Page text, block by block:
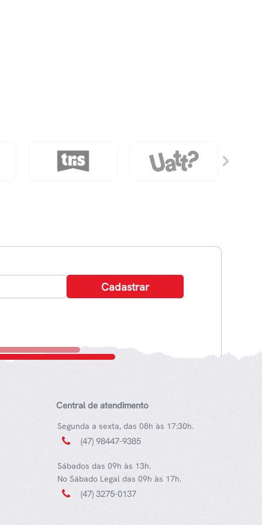
Central de atendimento
Segunda a sexta, das 08h às 17:30h.
(47) 98447-9385
Sábados das 09h às 13h.
No Sábado Legal das 09h às 17h.
(47) 3275-0137